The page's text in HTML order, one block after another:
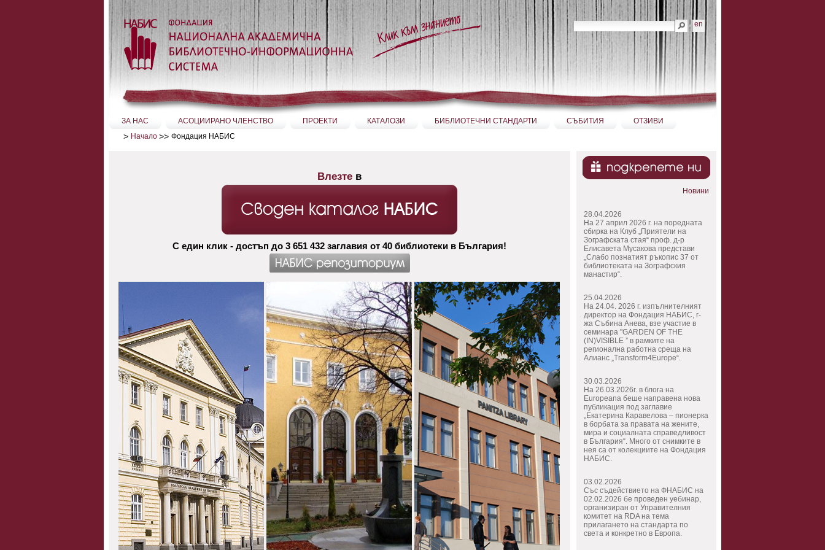
Прескачане
на
съдържание.
Прескачане
навигация
en
Търсене
Разширено търсене...
Секции
ЗА НАС АСОЦИИРАНО ЧЛЕНСТВО ПРОЕКТИ КАТАЛОЗИ БИБЛИОТЕЧНИ СТАНДАРТИ СЪБИТИЯ ОТЗИВИ
> Начало >> Фондация НАБИС
Влезте в
С един клик - достъп до 3 651 432 заглавия от 40 библиотеки в България!
Новини
28.04.2026
На 27 април 2026 г. на поредната
сбирка на Клуб „Приятели на
Зографската стая“ проф. д-р
Елисавета Мусакова представи
„Слабо познатият ръкопис 37 от
библиотеката на Зографския
манастир“.
25.04.2026
На 24.04. 2026 г. изпълнителният
директор на Фондация НАБИС, г-
жа Събина Анева, взе участие в
семинара "GARDEN OF THE
(IN)VISIBLE ” в рамките на
регионална работна среща на
Алианс „Transform4Europe“.
30.03.2026
На 26.03.2026г. в блога на
Europeana беше направена нова
публикация под заглавие
„Екатерина Каравелова – пионерка
в борбата за правата на жените,
мира и социалната справедливост
в България“. Много от снимките в
нея са от колекциите на Фондация
НАБИС.
03.02.2026
Със съдействието на ФНАБИС на
02.02.2026 бе проведен уебинар,
организиран от Управителния
комитет на RDA на тема
прилагането на стандарта по
света и конкретно в Европа.